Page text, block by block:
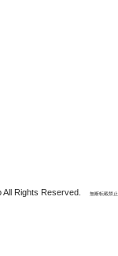
All Rights Reserved. 無断転載禁止